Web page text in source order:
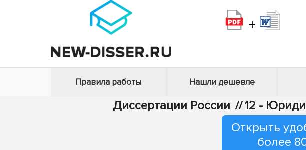
+
Правила работы Нашли дешевле
Диссертации России //12 -
Открыть
более